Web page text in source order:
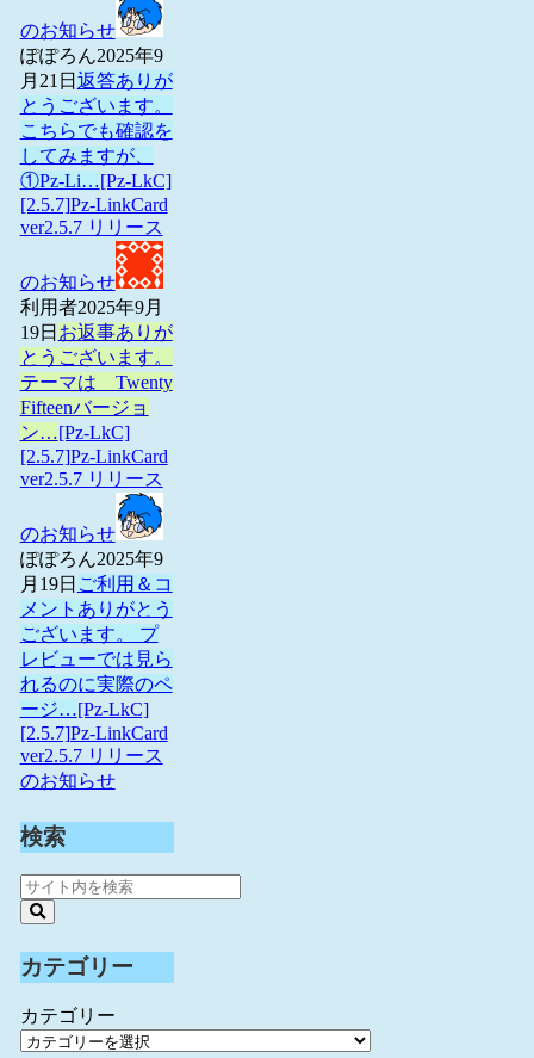
のお知らせ
ぽぽろん2025年9
月21日 返答ありが
とうございます。
こちらでも確認を
してみますが、
①Pz-Li…[Pz-LkC]
[2.5.7]Pz-LinkCard
ver2.5.7 リリース
のお知らせ
利用者2025年9月
19日 お返事ありが
とうございます。
テーマは Twenty
Fifteenバージョ
ン…[Pz-LkC]
[2.5.7]Pz-LinkCard
ver2.5.7 リリース
のお知らせ
ぽぽろん2025年9
月19日 ご利用＆コ
メントありがとう
ございます。 プ
レビューでは見ら
れるのに実際のペ
ージ…[Pz-LkC]
[2.5.7]Pz-LinkCard
ver2.5.7 リリース
のお知らせ
検索
カテゴリー
カテゴリー